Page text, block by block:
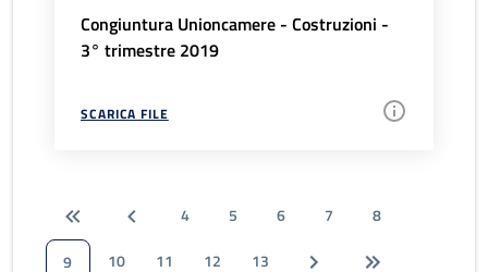
Congiuntura Unioncamere - Costruzioni -
3° trimestre 2019
SCARICA FILE
4 5 6 7
8
9
10 11 12 13